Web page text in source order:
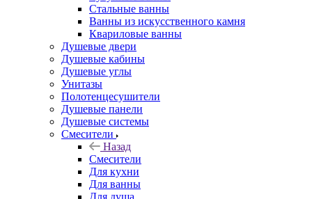
Стальные ванны
Ванны из искусственного камня
Квариловые ванны
Душевые двери
Душевые кабины
Душевые углы
Унитазы
Полотенцесушители
Душевые панели
Душевые системы
Смесители
Назад
Смесители
Для кухни
Для ванны
Для душа